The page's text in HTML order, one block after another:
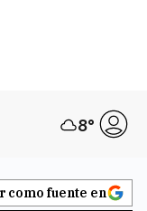
8°
como fuente en